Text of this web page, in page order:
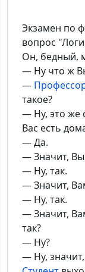
Экзамен по
вопрос
Он, бедный,
— Ну что ж
—
такое?
— Ну, это же
Вас есть
— Да.
— Значит, Вы
— Ну, так.
— Значит,
— Ну, так.
— Значит,
так?
— Ну?
— Ну,